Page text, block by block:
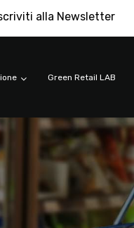
alla Newsletter
Green Retail LAB